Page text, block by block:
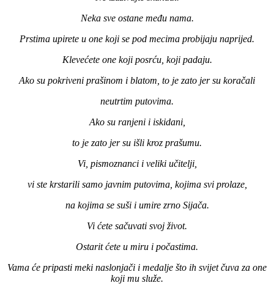
Neka sve ostane među nama.
Prstima upirete u one koji se pod mecima probijaju naprijed.
Klevećete one koji posrću, koji padaju.
Ako su pokriveni prašinom i blatom, to je zato jer su koračali
neutrtim putovima.
Ako su ranjeni i iskidani,
to je zato jer su išli kroz prašumu.
Vi, pismoznanci i veliki učitelji,
vi ste krstarili samo javnim putovima, kojima svi prolaze,
na kojima se suši i umire zrno Sijača.
Vi ćete sačuvati svoj život.
Ostarit ćete u miru i počastima.
Vama će pripasti meki naslonjači i medalje što ih svijet čuva za one
koji mu služe.